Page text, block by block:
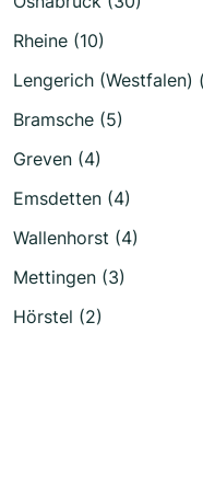
Rheine (10)
Lengerich (Westfalen)
Bramsche (5)
Greven (4)
Emsdetten (4)
Wallenhorst (4)
Mettingen (3)
Hörstel (2)